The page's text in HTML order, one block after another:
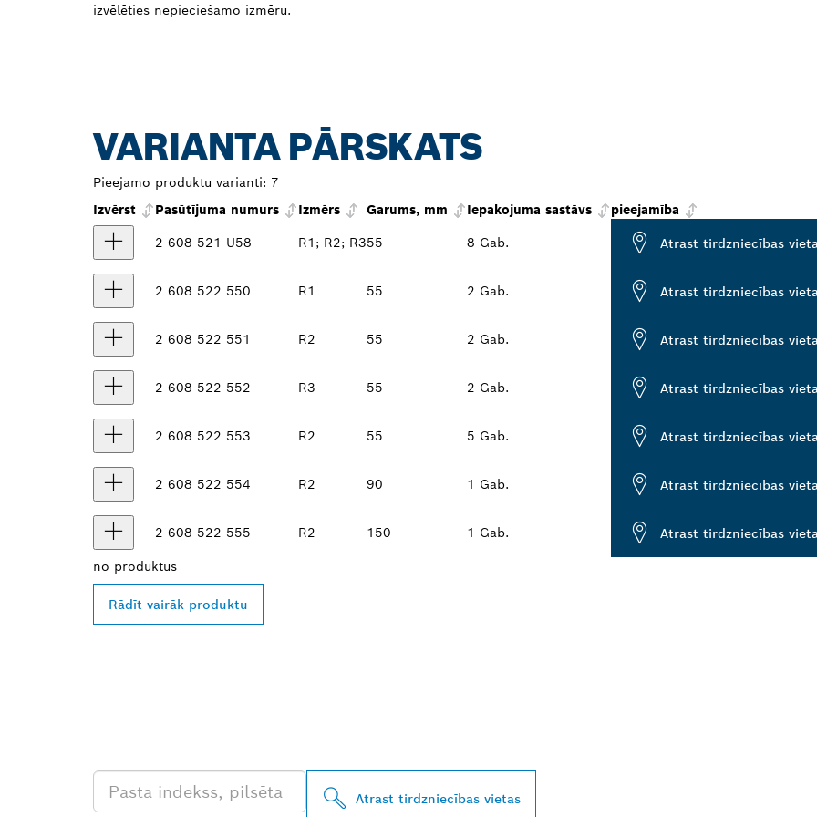
izvēlēties nepieciešamo izmēru.
VARIANTA PĀRSKATS
Pieejamo produktu varianti: 7
Izvērst
Pasūtījuma numurs Izmērs Garums, mm Iepakojuma sastāvs
pieejamība
2 608 521 U58
R1; R2; R355 8 Gab. Atrast tirdzniecības
2 608 522 550 R1 55 2 Gab. Atrast tirdzniecības
2 608 522 551 R2 55 2 Gab. Atrast tirdzniecības
2 608 522 552 R3 55 2 Gab. Atrast tirdzniecības
2 608 522 553 R2 55 5 Gab. Atrast tirdzniecības
2 608 522 554 R2 90 1 Gab. Atrast tirdzniecības
2 608 522 555 R2 150 1 Gab. Atrast tirdzniecības
no produktus
Rādīt vairāk produktu
Atrast tirdzniecības vietas